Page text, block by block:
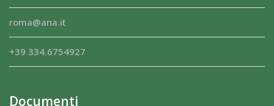
roma@ana.it
+39 334.6754927
Documenti